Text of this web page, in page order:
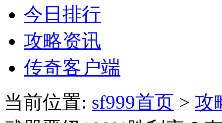
今日排行
攻略资讯
传奇客户端
当前位置: sf999首页 > 攻